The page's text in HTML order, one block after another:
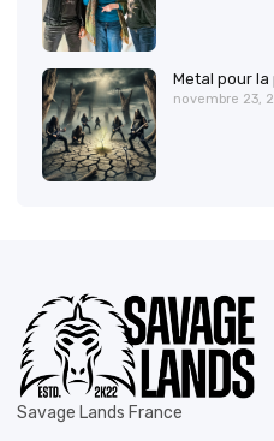
Metal pour la
novembre 23,
Savage Lands France